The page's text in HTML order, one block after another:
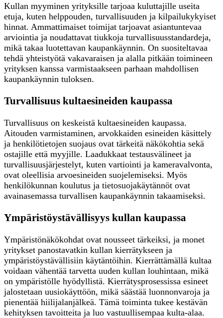
Kullan myyminen yrityksille tarjoaa kuluttajille useita
etuja, kuten helppouden, turvallisuuden ja kilpailukykyiset
hinnat. Ammattimaiset toimijat tarjoavat asiantuntevaa
arviointia ja noudattavat tiukkoja turvallisuusstandardeja,
mikä takaa luotettavan kaupankäynnin. On suositeltavaa
tehdä yhteistyötä vakavaraisen ja alalla pitkään toimineen
yrityksen kanssa varmistaakseen parhaan mahdollisen
kaupankäynnin tuloksen.
Turvallisuus kultaesineiden kaupassa
Turvallisuus on keskeistä kultaesineiden kaupassa.
Aitouden varmistaminen, arvokkaiden esineiden käsittely
ja henkilötietojen suojaus ovat tärkeitä näkökohtia sekä
ostajille että myyjille. Laadukkaat testausvälineet ja
turvallisuusjärjestelyt, kuten vartiointi ja kameravalvonta,
ovat oleellisia arvoesineiden suojelemiseksi. Myös
henkilökunnan koulutus ja tietosuojakäytännöt ovat
avainasemassa turvallisen kaupankäynnin takaamiseksi.
Ympäristöystävällisyys kullan kaupassa
Ympäristönäkökohdat ovat nousseet tärkeiksi, ja monet
yritykset panostavatkin kullan kierrätykseen ja
ympäristöystävällisiin käytäntöihin. Kierrättämällä kultaa
voidaan vähentää tarvetta uuden kullan louhintaan, mikä
on ympäristölle hyödyllistä. Kierrätysprosessissa esineet
jalostetaan uusiokäyttöön, mikä säästää luonnonvaroja ja
pienentää hiilijalanjälkeä. Tämä toiminta tukee kestävän
kehityksen tavoitteita ja luo vastuullisempaa kulta-alaa.